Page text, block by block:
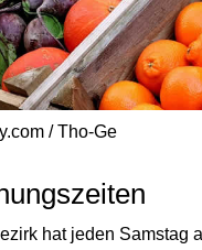
/ Tho-Ge
hat jeden Samstag